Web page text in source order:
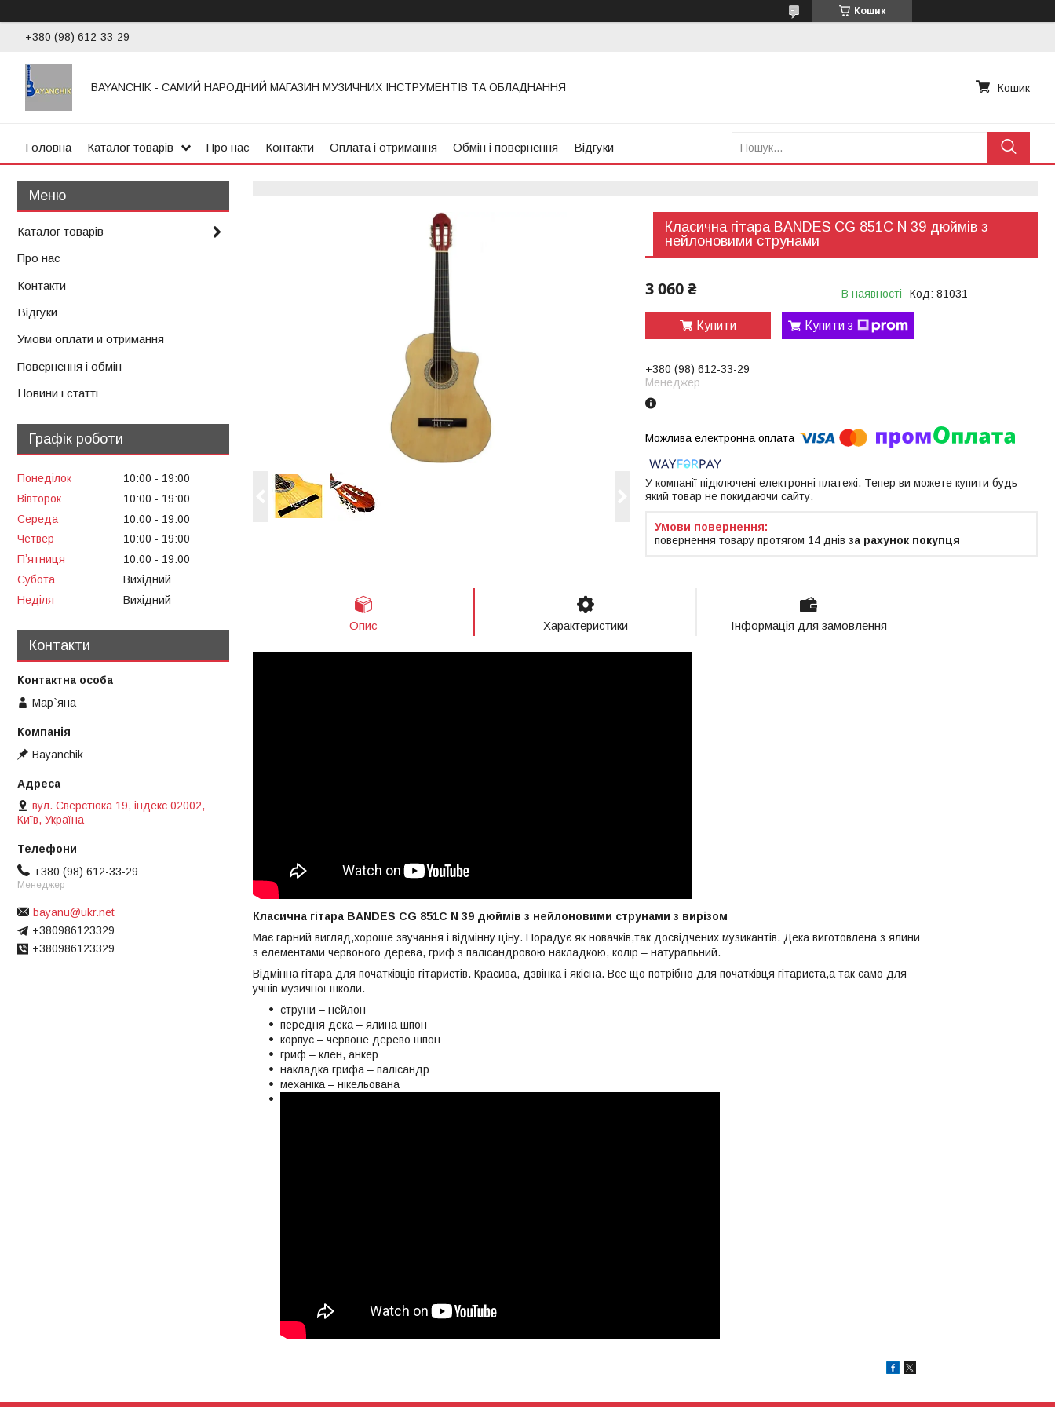
Кошик
+380 (98) 612-33-29
BAYANCHIK - САМИЙ НАРОДНИЙ МАГАЗИН МУЗИЧНИХ ІНСТРУМЕНТІВ ТА ОБЛАДНАННЯ Кошик
Головна Каталог товарів Про нас Контакти Оплата і отримання Обмін і повернення Відгуки
Класична гітара BANDES CG 851С N 39 дюймів з
нейлоновими струнами
3 060 ₴ В наявності Код: 81031
Купити Купити з
+380 (98) 612-33-29
Менеджер
У компанії підключені електронні платежі. Тепер ви можете купити будь-
який товар не покидаючи сайту.
повернення товару протягом 14 днів за рахунок покупця
Опис Характеристики Інформація для замовлення
Класична гітара BANDES CG 851С N 39 дюймів з нейлоновими струнами з вирізом
Має гарний вигляд,хороше звучання і відмінну ціну. Порадує як новачків,так досвідчених музикантів. Дека виготовлена з ялини
з елементами червоного дерева, гриф з палісандровою накладкою, колір – натуральний.
Відмінна гітара для початківців гітаристів. Красива, дзвінка і якісна. Все що потрібно для початківця гітариста,а так само для
учнів музичної школи.
струни – нейлон
передня дека – ялина шпон
корпус – червоне дерево шпон
гриф – клен, анкер
накладка грифа – палісандр
механіка – нікельована
Каталог товарів
Про нас
Контакти
Відгуки
Умови оплати и отримання
Повернення і обмін
Новини і статті
Графік роботи
Понеділок 10:00
19:00
Вівторок
10:00
19:00
Середа
10:00
19:00
Четвер
10:00
19:00
Пʼятниця
10:00
19:00
Субота
Вихідний
Неділя
Вихідний
Контакти
Мар`яна
Bayanchik
вул. Сверстюка 19, індекс 02002,
Київ, Україна
+380 (98) 612-33-29
Менеджер
bayanu@ukr.net
+380986123329
+380986123329